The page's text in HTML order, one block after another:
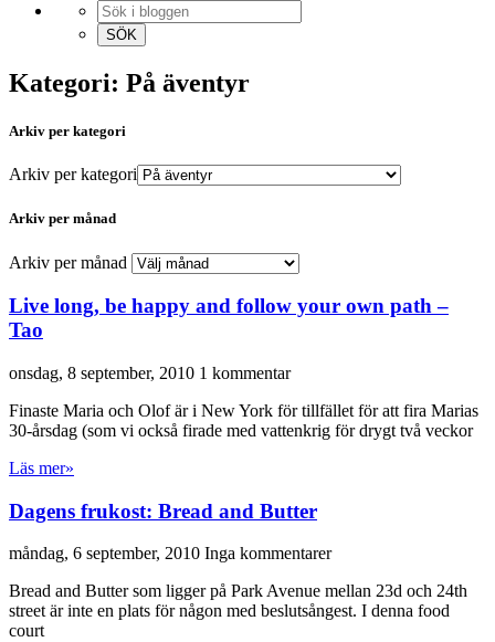
Kategori: På äventyr
Arkiv per kategori
Arkiv per kategori
Arkiv per månad
Arkiv per månad
Live long, be happy and follow your own path –
Tao
onsdag, 8 september, 2010 1 kommentar
Finaste Maria och Olof är i New York för tillfället för att fira Marias
30-årsdag (som vi också firade med vattenkrig för drygt två veckor
Läs mer»
Dagens frukost: Bread and Butter
måndag, 6 september, 2010 Inga kommentarer
Bread and Butter som ligger på Park Avenue mellan 23d och 24th
street är inte en plats för någon med beslutsångest. I denna food
court